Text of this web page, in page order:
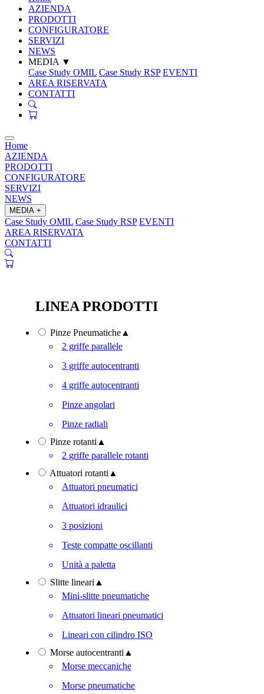
AZIENDA
PRODOTTI
CONFIGURATORE
SERVIZI
NEWS
MEDIA ▼
Case Study OMIL Case Study RSP EVENTI
AREA RISERVATA
CONTATTI
Home
AZIENDA
PRODOTTI
CONFIGURATORE
SERVIZI
NEWS
MEDIA +
Case Study OMIL Case Study RSP EVENTI
AREA RISERVATA
CONTATTI
LINEA PRODOTTI
Pinze Pneumatiche ▲
2 griffe parallele
3 griffe autocentranti
4 griffe autocentranti
Pinze angolari
Pinze radiali
Pinze rotanti ▲
2 griffe parallele rotanti
Attuatori rotanti ▲
Attuatori pneumatici
Attuatori idraulici
3 posizioni
Teste compatte oscillanti
Unità a paletta
Slitte lineari ▲
Mini-slitte pneumatiche
Attuatori lineari pneumatici
Lineari con cilindro ISO
Morse autocentranti ▲
Morse meccaniche
Morse pneumatiche